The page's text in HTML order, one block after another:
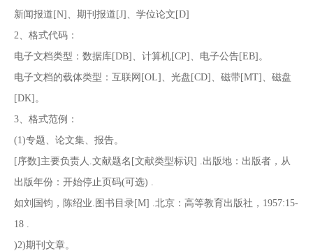
指
南
箱
投
稿
在
线
投
稿
联
系
我
们
新闻报道[N]、期刊报道[J]、学位论文[D]
2、格式代码：
电子文档类型：数据库[DB]、计算机[CP]、电子公告[EB]。
电子文档的载体类型：互联网[OL]、光盘[CD]、磁带[MT]、磁盘
[DK]。
3、格式范例：
(1)专题、论文集、报告。
[序数]主要负责人.文献题名[文献类型标识] .出版地：出版者，从
出版年份：开始停止页码(可选) .
如刘国钧，陈绍业.图书目录[M] .北京：高等教育出版社，1957:15-
18 .
)2)期刊文章。